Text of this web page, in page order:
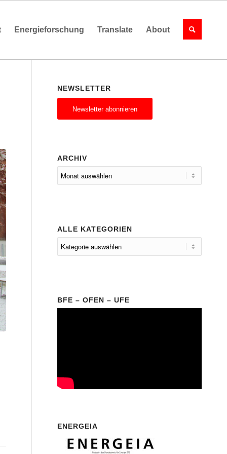
Energieforschung Translate About
NEWSLETTER
Newsletter abonnieren
ARCHIV
ALLE KATEGORIEN
BFE – OFEN – UFE
ENERGEIA